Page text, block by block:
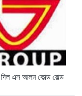
দিল এস আলম কোল্ড রোল্ড